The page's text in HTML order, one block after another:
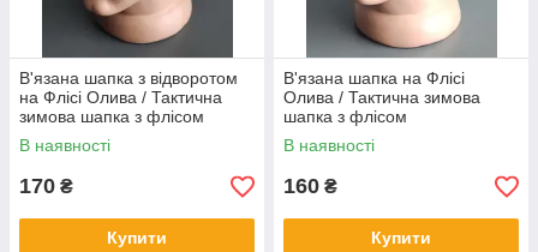
В'язана шапка з відворотом
на Флісі Олива / Тактична
зимова шапка з флісом
В наявності
170 ₴
Купити
В'язана шапка на Флісі
Олива / Тактична зимова
шапка з флісом
В наявності
160 ₴
Купити